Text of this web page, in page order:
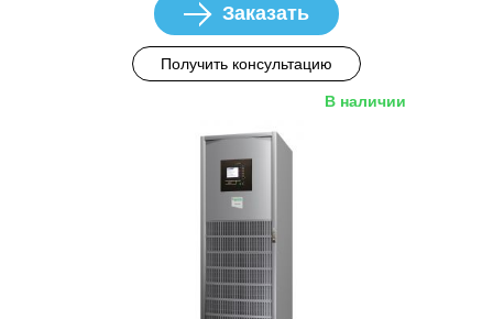
Заказать
Получить консультацию
В наличии